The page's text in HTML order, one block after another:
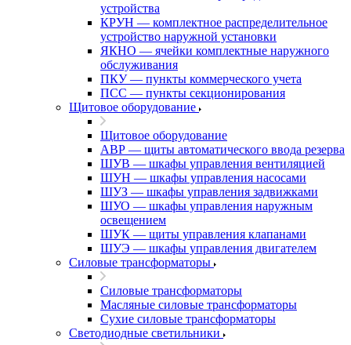
устройства
КРУН — комплектное распределительное
устройство наружной установки
ЯКНО — ячейки комплектные наружного
обслуживания
ПКУ — пункты коммерческого учета
ПСС — пункты секционирования
Щитовое оборудование
Щитовое оборудование
АВР — щиты автоматического ввода резерва
ШУВ — шкафы управления вентиляцией
ШУН — шкафы управления насосами
ШУЗ — шкафы управления задвижками
ШУО — шкафы управления наружным
освещением
ШУК — щиты управления клапанами
ШУЭ — шкафы управления двигателем
Силовые трансформаторы
Силовые трансформаторы
Масляные силовые трансформаторы
Сухие силовые трансформаторы
Светодиодные светильники